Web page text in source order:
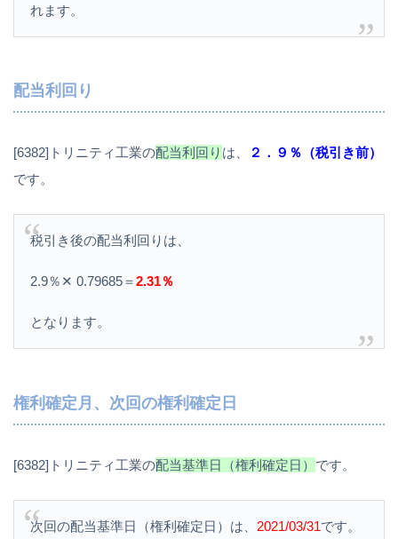
れます。
配当利回り
[6382]トリニティ工業の配当利回り は、
２．９％（税引き前）
です。
税引き後の配当利回りは、
2.9％✕ 0.79685＝2.31％
となります。
権利確定月、次回の権利確定日
[6382]トリニティ工業の配当基準日（権利確定日） です。
次回の配当基準日（権利確定日）は、 2021/03/31です。